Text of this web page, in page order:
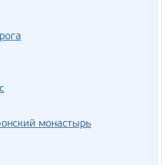
монастырь